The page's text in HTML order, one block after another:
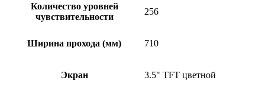
Количество уровней
чувствительности
256
Ширина прохода (мм) 710
Экран 3.5" TFT цветной